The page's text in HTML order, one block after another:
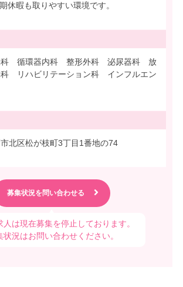
休暇も取りやすい環境です。
科 循環器内科 整形外科 泌尿器科 放
リハビリテーション科 インフルエン
市北区松が枝町3丁目1番地の74
人は現在募集を停止しております。
況はお問い合わせください。